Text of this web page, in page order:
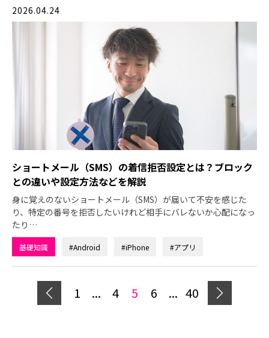
2026.04.24
ショートメール（SMS）の着信拒否設定とは？ブロック
との違いや設定方法などを解説
身に覚えのないショートメール（SMS）が届いて不安を感じた
り、特定の番号を拒否したいけれど相手にバレないか心配になっ
たり…
基礎知識 #Android #iPhone #アプリ
1 ... 4 5 6 ... 40